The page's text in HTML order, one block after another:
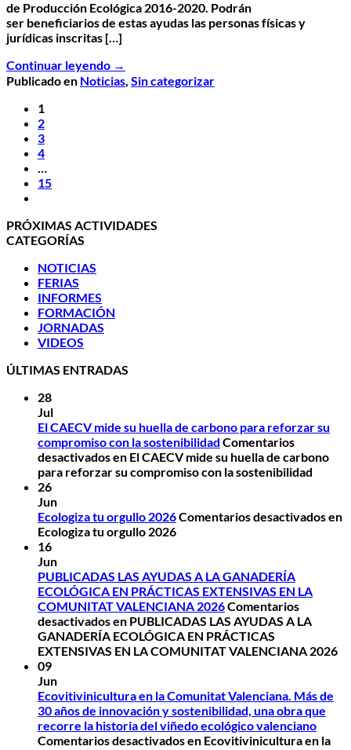
de Producción Ecológica 2016-2020. Podrán
ser beneficiarios de estas ayudas las personas físicas y
jurídicas inscritas […]
Continuar leyendo →
Publicado en Noticias, Sin categorizar
1
2
3
4
…
15
PRÓXIMAS ACTIVIDADES
CATEGORÍAS
NOTICIAS
FERIAS
INFORMES
FORMACIÓN
JORNADAS
VIDEOS
ÚLTIMAS ENTRADAS
28
Jul
El CAECV mide su huella de carbono para reforzar su
compromiso con la sostenibilidad Comentarios
desactivadosen El CAECV mide su huella de carbono
para reforzar su compromiso con la sostenibilidad
26
Jun
Ecologiza tu orgullo 2026Comentarios desactivadosen
Ecologiza tu orgullo 2026
16
Jun
PUBLICADAS LAS AYUDAS A LA GANADERÍA
ECOLÓGICA EN PRÁCTICAS EXTENSIVAS EN LA
COMUNITAT VALENCIANA 2026Comentarios
desactivadosen PUBLICADAS LAS AYUDAS A LA
GANADERÍA ECOLÓGICA EN PRÁCTICAS
EXTENSIVAS EN LA COMUNITAT VALENCIANA 2026
09
Jun
Ecovitivinicultura en la Comunitat Valenciana. Más de
30 años de innovación y sostenibilidad, una obra que
recorre la historia del viñedo ecológico valenciano
Comentarios desactivadosen Ecovitivinicultura en la